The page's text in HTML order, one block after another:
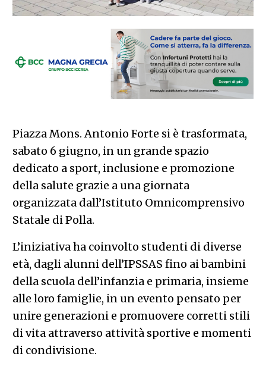
Piazza Mons. Antonio Forte si è trasformata,
sabato 6 giugno, in un grande spazio
dedicato a sport, inclusione e promozione
della salute grazie a una giornata
organizzata dall’Istituto Omnicomprensivo
Statale di Polla.
L’iniziativa ha coinvolto studenti di diverse
età, dagli alunni dell’IPSSAS fino ai bambini
della scuola dell’infanzia e primaria, insieme
alle loro famiglie, in un evento pensato per
unire generazioni e promuovere corretti stili
di vita attraverso attività sportive e momenti
di condivisione.